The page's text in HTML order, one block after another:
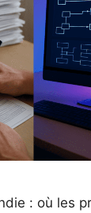
: où les